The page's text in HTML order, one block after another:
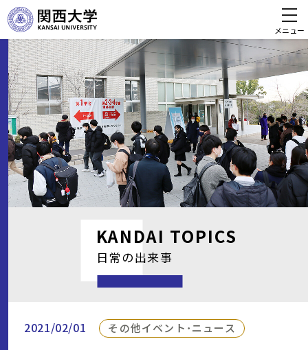
メニュー
KANDAI TOPICS
日常の出来事
2021/02/01 その他イベント・ニュース